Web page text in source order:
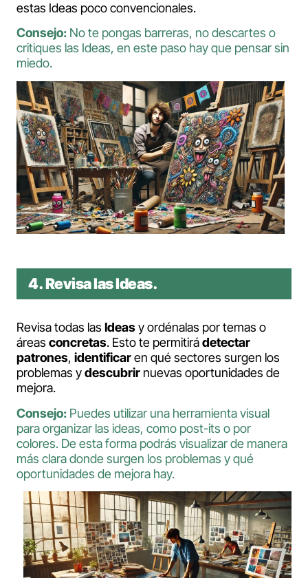
estas Ideas poco convencionales.
Consejo: No te pongas barreras, no descartes o
critiques las Ideas, en este paso hay que pensar sin
miedo.
4. Revisa las Ideas.
Revisa todas las Ideasy ordénalas por temas o
áreas concretas. Esto te permitirádetectar
patrones, identificaren qué sectores surgen los
problemas ydescubrir nuevas oportunidades de
mejora.
Consejo: Puedes utilizar una herramienta visual
para organizar las ideas, como post-its o por
colores. De esta forma podrás visualizar de manera
más clara donde surgen los problemas y qué
oportunidades de mejora hay.